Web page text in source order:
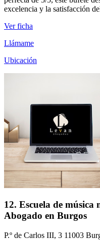
excelencia y la satisfacción
Ver ficha
Llámame
Ubicación
12. Escuela de
Abogado en Burgos
P.º de Carlos III, 3 11003